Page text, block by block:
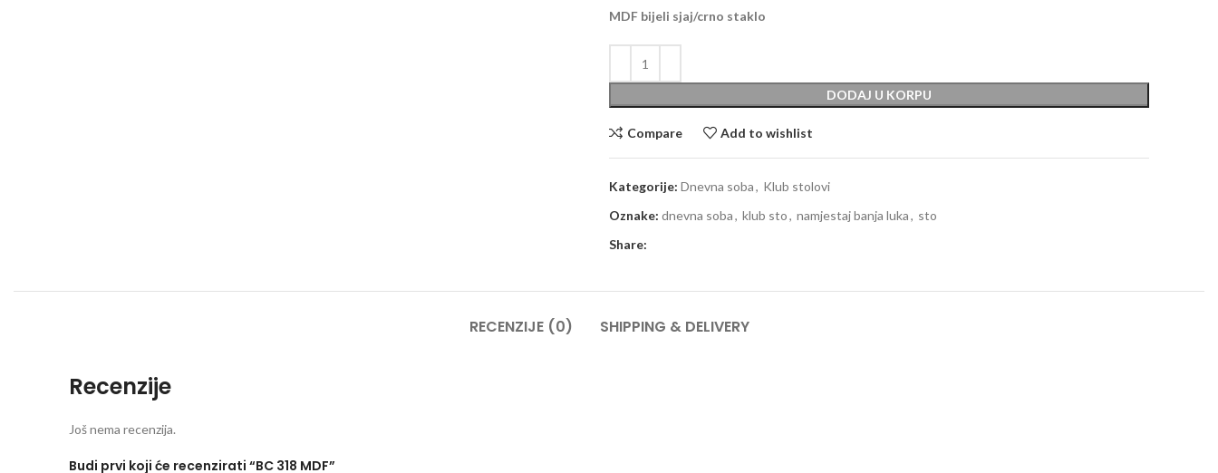
MDF bijeli sjaj/crno staklo
DODAJ U KORPU
Compare Add to wishlist
Kategorije: Dnevna soba, Klub stolovi
Oznake: dnevna soba, klub sto, namjestaj banja luka, sto
Share:
RECENZIJE (0) SHIPPING & DELIVERY
Recenzije
Još nema recenzija.
Budi prvi koji će recenzirati “BC 318 MDF”